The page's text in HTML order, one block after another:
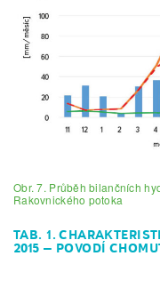
Obr. 7. Průběh bilančních
Rakovnického potoka
TAB. 1.
2015 – POVODÍ